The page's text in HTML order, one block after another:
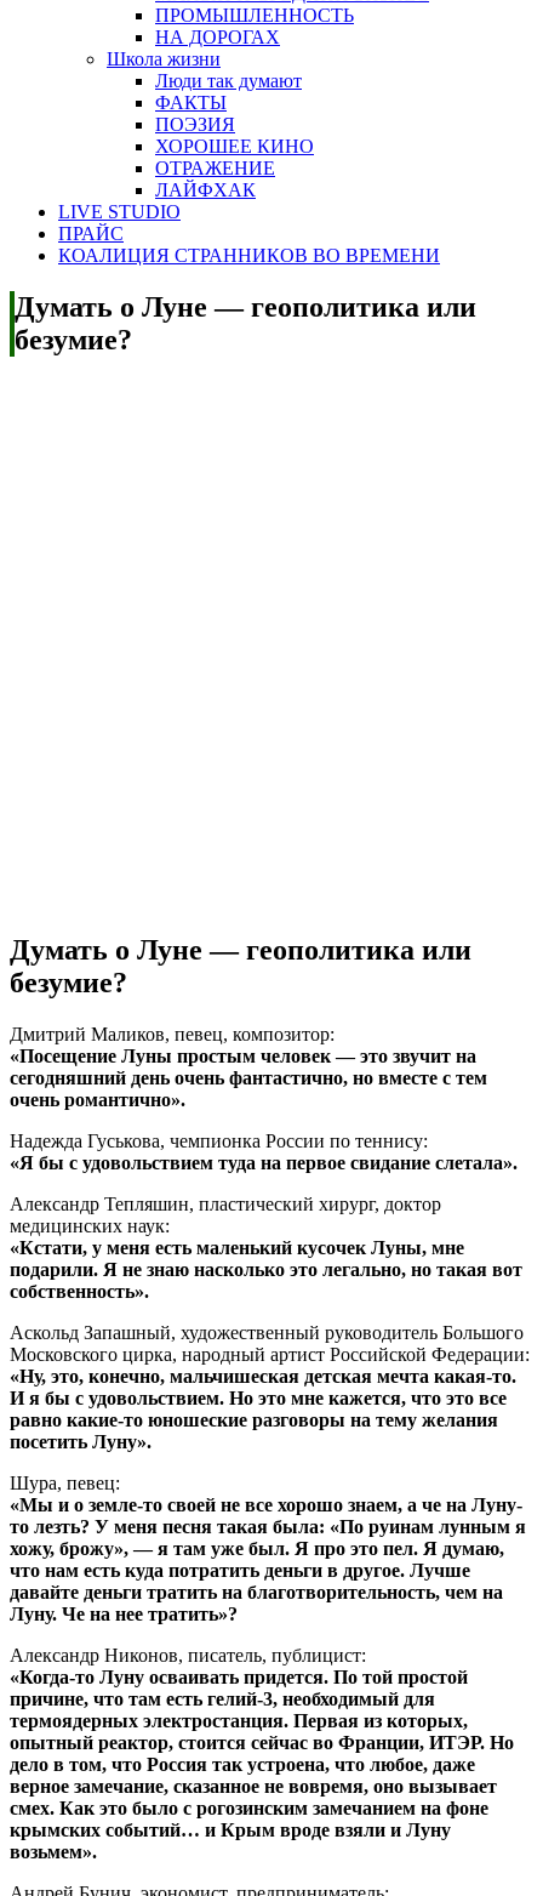
ПРОМЫШЛЕННОСТЬ
НА ДОРОГАХ
Школа жизни
Люди так думают
ФАКТЫ
ПОЭЗИЯ
ХОРОШЕЕ КИНО
ОТРАЖЕНИЕ
ЛАЙФХАК
LIVE STUDIO
ПРАЙС
КОАЛИЦИЯ СТРАННИКОВ ВО ВРЕМЕНИ
Думать о Луне — геополитика или
безумие?
Думать о Луне — геополитика или
безумие?
Дмитрий Маликов, певец, композитор:
«Посещение Луны простым человек — это звучит на
сегодняшний день очень фантастично, но вместе с тем
очень романтично».
Надежда Гуськова, чемпионка России по теннису:
«Я бы с удовольствием туда на первое свидание слетала».
Александр Тепляшин, пластический хирург, доктор
медицинских наук:
«Кстати, у меня есть маленький кусочек Луны, мне
подарили. Я не знаю насколько это легально, но такая вот
собственность».
Аскольд Запашный, художественный руководитель Большого
Московского цирка, народный артист Российской Федерации:
«Ну, это, конечно, мальчишеская детская мечта какая-то.
И я бы с удовольствием. Но это мне кажется, что это все
равно какие-то юношеские разговоры на тему желания
посетить Луну».
Шура, певец:
«Мы и о земле-то своей не все хорошо знаем, а че на Луну-
то лезть? У меня песня такая была: «По руинам лунным я
хожу, брожу», — я там уже был. Я про это пел. Я думаю,
что нам есть куда потратить деньги в другое. Лучше
давайте деньги тратить на благотворительность, чем на
Луну. Че на нее тратить»?
Александр Никонов, писатель, публицист:
«Когда-то Луну осваивать придется. По той простой
причине, что там есть гелий-3, необходимый для
термоядерных электростанция. Первая из которых,
опытный реактор, стоится сейчас во Франции, ИТЭР. Но
дело в том, что Россия так устроена, что любое, даже
верное замечание, сказанное не вовремя, оно вызывает
смех. Как это было с рогозинским замечанием на фоне
крымских событий… и Крым вроде взяли и Луну
возьмем».